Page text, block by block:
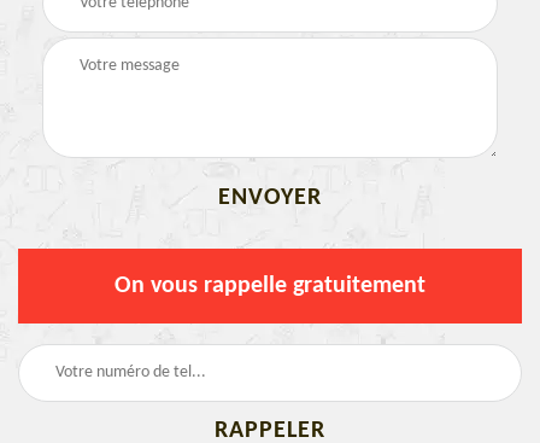
On vous rappelle gratuitement